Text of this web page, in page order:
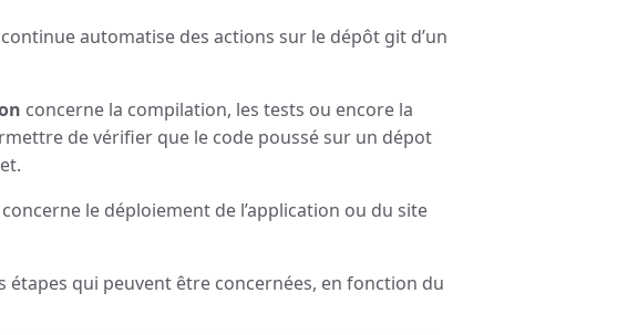
automatise des actions sur le dépôt git d’un
concerne la compilation, les tests ou encore la
de vérifier que le code poussé sur un dépot
concerne le déploiement de l’application ou du site
étapes qui peuvent être concernées, en fonction du